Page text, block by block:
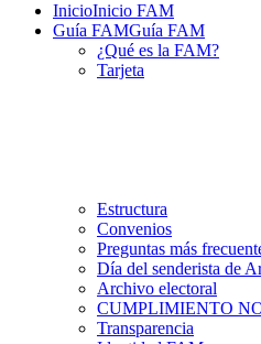
InicioInicio FAM
Guía FAMGuía FAM
¿Qué es la FAM?
Tarjeta
Estructura
Convenios
Preguntas más
Día del senderista de
Archivo electoral
CUMPLIMIENTO
Transparencia